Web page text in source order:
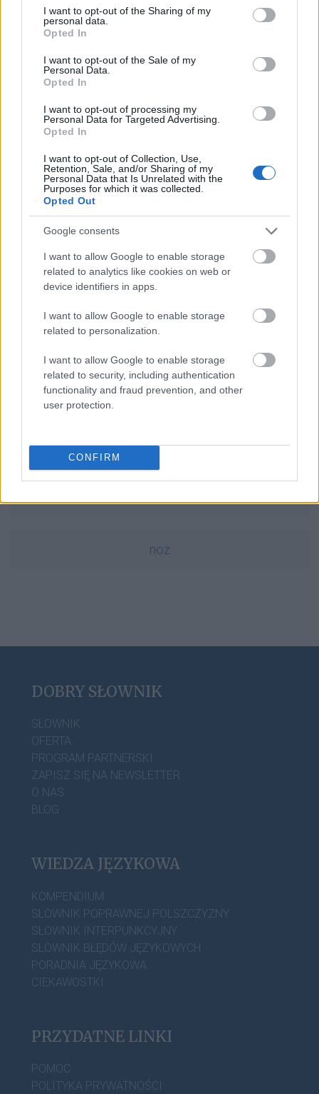
not limited to your visit or usage behaviour. You may click to
grant or deny consent to Google and its third-party tags to
use your data for below specified purposes in below Google
consent section.
I want to opt-out of the Sharing of my
personal data.
Opted In
I want to opt-out of the Sale of my
Personal Data.
Opted In
I want to opt-out of processing my
Personal Data for Targeted Advertising.
Opted In
I want to opt-out of Collection, Use,
Retention, Sale, and/or Sharing of my
Personal Data that Is Unrelated with the
Purposes for which it was collected.
Opted Out
Google consents
I want to allow Google to enable storage
related to analytics like cookies on web or
device identifiers in apps.
I want to allow Google to enable storage
related to personalization.
I want to allow Google to enable storage
related to security, including authentication
functionality and fraud prevention, and other
user protection.
CONFIRM
Ciekawostki
noga się powinęła
powinąć
— A na blogu
zewłok
vice versa
koncyliacyjny
śmigus-dyngus
noż
DOBRY SŁOWNIK
SŁOWNIK
OFERTA
PROGRAM PARTNERSKI
ZAPISZ SIĘ NA NEWSLETTER
O NAS
BLOG
WIEDZA JĘZYKOWA
KOMPENDIUM
SŁOWNIK POPRAWNEJ POLSZCZYZNY
SŁOWNIK INTERPUNKCYJNY
SŁOWNIK BŁĘDÓW JĘZYKOWYCH
PORADNIA JĘZYKOWA
CIEKAWOSTKI
PRZYDATNE LINKI
POMOC
POLITYKA PRYWATNOŚCI